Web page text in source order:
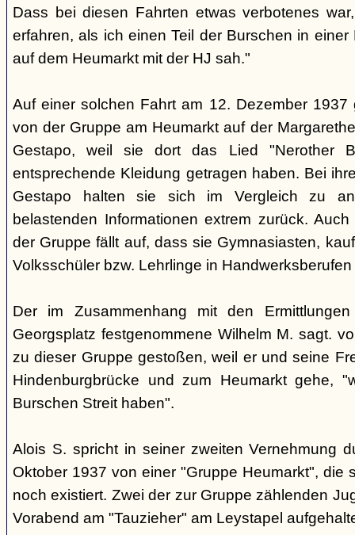
Dass bei diesen Fahrten etwas verbotenes
erfahren, als ich einen Teil der Burschen in
auf dem Heumarkt mit der HJ sah."
Auf einer solchen Fahrt am 12. Dezember 1937
von der Gruppe am Heumarkt auf der
Gestapo, weil sie dort das Lied "Nerother
entsprechende Kleidung getragen haben. Bei
Gestapo halten sie sich im Vergleich zu
belastenden Informationen extrem zurück.
der Gruppe fällt auf, dass sie Gymnasiasten,
Volksschüler bzw. Lehrlinge in
Der im Zusammenhang mit den
Georgsplatz festgenommene Wilhelm M. sagt.
zu dieser Gruppe gestoßen, weil er und seine
Hindenburgbrücke und zum Heumarkt gehe,
Burschen Streit haben".
Alois S. spricht in seiner zweiten Vernehmung
Oktober 1937 von einer "Gruppe Heumarkt", die
noch existiert. Zwei der zur Gruppe zählenden
Vorabend am "Tauzieher" am Leystapel